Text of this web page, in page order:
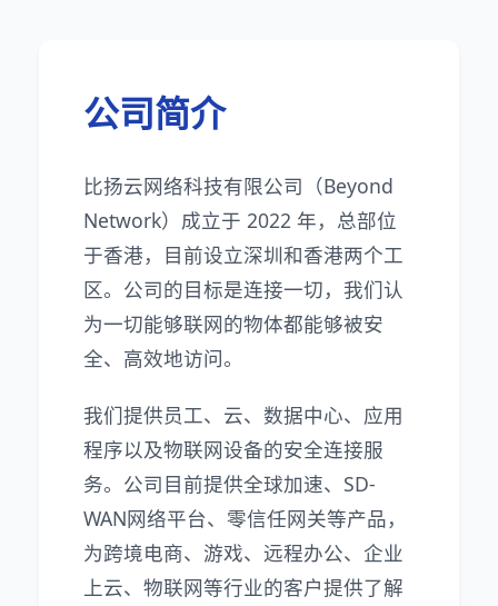
公司简介
比扬云网络科技有限公司（Beyond
Network）成立于 2022 年，总部位
于香港，目前设立深圳和香港两个工
区。公司的目标是连接一切，我们认
为一切能够联网的物体都能够被安
全、高效地访问。
我们提供员工、云、数据中心、应用
程序以及物联网设备的安全连接服
务。公司目前提供全球加速、SD-
WAN网络平台、零信任网关等产品，
为跨境电商、游戏、远程办公、企业
上云、物联网等行业的客户提供了解